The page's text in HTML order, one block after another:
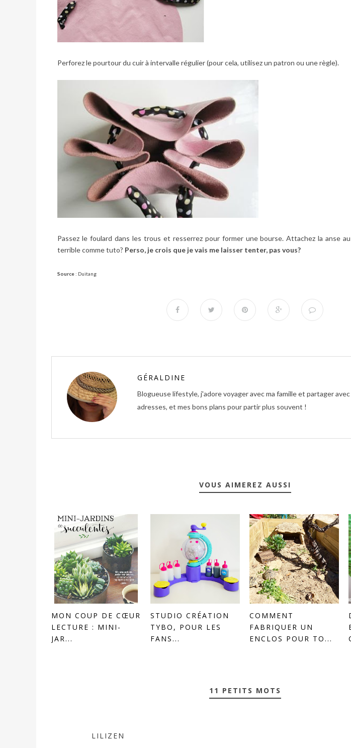
Perforez le pourtour du cuir à intervalle régulier (pour cela, utilisez un patron ou une règle).
Passez le foulard dans les trous et resserrez pour former une bourse. Attachez la anse
terrible comme tuto? Perso, je crois que je vais me laisser tenter, pas vous?
Source: Duitang
GÉRALDINE
Blogueuse lifestyle, j'adore voyager avec ma famille et partager
adresses, et mes bons plans pour partir plus souvent !
VOUS AIMEREZ AUSSI
MON COUP DE CŒUR
LECTURE : MINI-
JAR...
STUDIO CRÉATION
TYBO, POUR LES
FANS...
COMMENT
FABRIQUER UN
ENCLOS POUR TO...
11 PETITS MOTS
LILIZEN